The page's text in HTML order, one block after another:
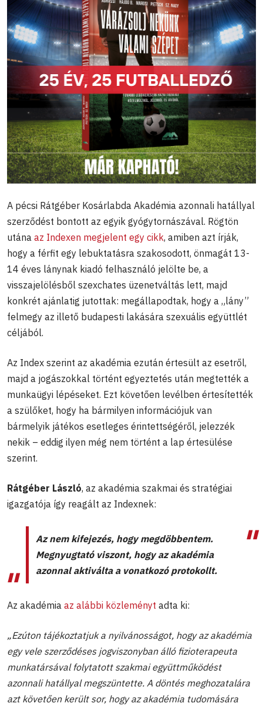
A pécsi Rátgéber Kosárlabda Akadémia azonnali hatállyal
szerződést bontott az egyik gyógytornászával. Rögtön
utána az Indexen megjelent egy cikk, amiben azt írják,
hogy a férfit egy lebuktatásra szakosodott, önmagát 13-
14 éves lánynak kiadó felhasználó jelölte be, a
visszajelölésből szexchates üzenetváltás lett, majd
konkrét ajánlatig jutottak: megállapodtak, hogy a „lány”
felmegy az illető budapesti lakására szexuális együttlét
céljából.
Az Index szerint az akadémia ezután értesült az esetről,
majd a jogászokkal történt egyeztetés után megtették a
munkaügyi lépéseket. Ezt követően levélben értesítették
a szülőket, hogy ha bármilyen információjuk van
bármelyik játékos esetleges érintettségéről, jelezzék
nekik – eddig ilyen még nem történt a lap értesülése
szerint.
Rátgéber László, az akadémia szakmai és stratégiai
igazgatója így reagált az Indexnek:
Az nem kifejezés, hogy megdöbbentem.
Megnyugtató viszont, hogy az akadémia
azonnal aktiválta a vonatkozó protokollt.
Az akadémia az alábbi közleményt adta ki:
„Ezúton tájékoztatjuk a nyilvánosságot, hogy az akadémia
egy vele szerződéses jogviszonyban álló fizioterapeuta
munkatársával folytatott szakmai együttműködést
azonnali hatállyal megszüntette. A döntés meghozatalára
azt követően került sor, hogy az akadémia tudomására